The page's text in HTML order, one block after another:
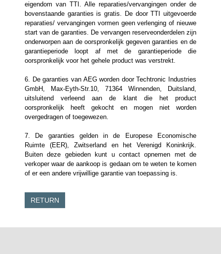
eigendom van TTI. Alle reparaties/vervangingen onder de
bovenstaande garanties is gratis. De door TTI uitgevoerde
reparaties/ vervangingen vormen geen verlenging of nieuwe
start van de garanties. De vervangen reserveonderdelen zijn
onderworpen aan de oorspronkelijk gegeven garanties en de
garantieperiode loopt af met de garantieperiode die
oorspronkelijk voor het gehele product was verstrekt.
6. De garanties van AEG worden door Techtronic Industries
GmbH, Max-Eyth-Str.10, 71364 Winnenden, Duitsland,
uitsluitend verleend aan de klant die het product
oorspronkelijk heeft gekocht en mogen niet worden
overgedragen of toegewezen.
7. De garanties gelden in de Europese Economische
Ruimte (EER), Zwitserland en het Verenigd Koninkrijk.
Buiten deze gebieden kunt u contact opnemen met de
verkoper waar de aankoop is gedaan om te weten te komen
of er een andere vrijwillige garantie van toepassing is.
RETURN